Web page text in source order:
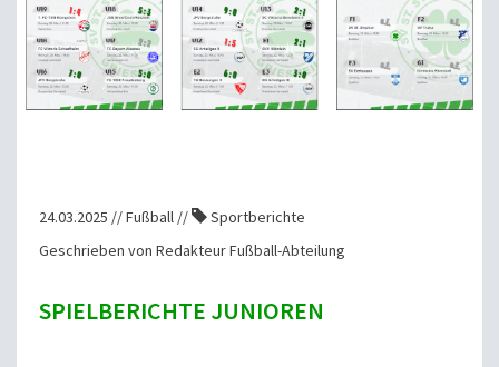
24.03.2025 // Fußball //
Sportberichte
Geschrieben von Redakteur Fußball-Abteilung
SPIELBERICHTE JUNIOREN